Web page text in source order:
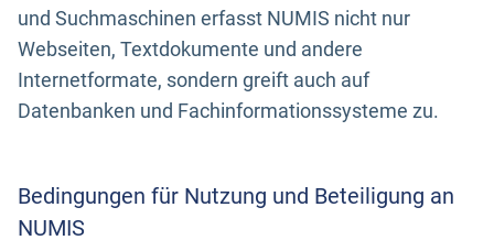
und Suchmaschinen erfasst NUMIS nicht nur
Webseiten, Textdokumente und andere
Internetformate, sondern greift auch auf
Datenbanken und Fachinformationssysteme zu.
Bedingungen für Nutzung und Beteiligung an
NUMIS